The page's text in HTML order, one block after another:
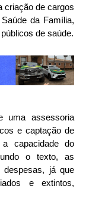
criação de cargos
da Família,
de saúde.
uma assessoria
e captação de
capacidade do
o texto, as
despesas, já que
e extintos,